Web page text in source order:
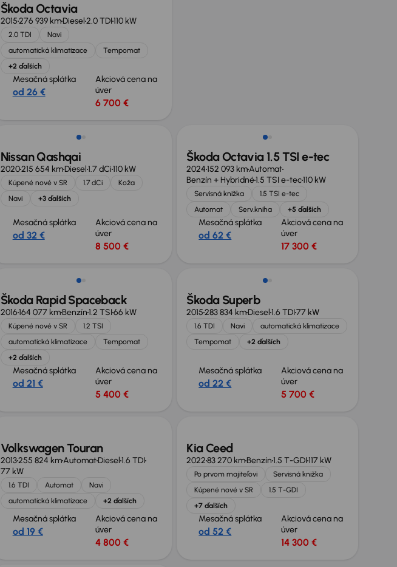
Škoda Octavia
2015276 939 kmDiesel2.0 TDI110 kW
2.0 TDI
Navi
automatická klimatizace
Tempomat
+2 ďalších
Mesačná splátka
od 26 €
Akciová cena na
úver
6 700 €
Nissan Qashqai
2020215 654 kmDiesel1.7 dCi110 kW
Kúpené nové v SR 1.7 dCi
Koža
Navi
+3 ďalších
Mesačná splátka
od 32 €
Akciová cena na
úver
8 500 €
Škoda Octavia 1.5 TSI e-tec
2024152 093 kmAutomat
Benzín + Hybridné1.5 TSI e-tec110 kW
Servisná knižka
1.5 TSI e-tec
Automat
Serv.kniha +5 ďalších
Mesačná splátka
od 62 €
Akciová cena na
úver
17 300 €
Škoda Rapid Spaceback
2016164 077 kmBenzín1.2 TSI66 kW
Kúpené nové v SR
1.2 TSI
automatická klimatizace
Tempomat
+2 ďalších
Mesačná splátka
od 21 €
Akciová cena na
úver
5 400 €
Škoda Superb
2015283 834 kmDiesel1.6 TDI77 kW
1.6 TDI Navi
automatická klimatizace
Tempomat
+2 ďalších
Mesačná splátka
od 22 €
Akciová cena na
úver
5 700 €
Volkswagen Touran
2013255 824 kmAutomatDiesel1.6 TDI
77 kW
1.6 TDI Automat
Navi
automatická klimatizace
+2 ďalších
Mesačná splátka
od 19 €
Akciová cena na
úver
4 800 €
Kia Ceed
202283 270 kmBenzín1.5 T-GDI117 kW
Po prvom majiteľovi
Servisná knižka
Kúpené nové v SR
1.5 T-GDI
+7 ďalších
Mesačná splátka
od 52 €
Akciová cena na
úver
14 300 €